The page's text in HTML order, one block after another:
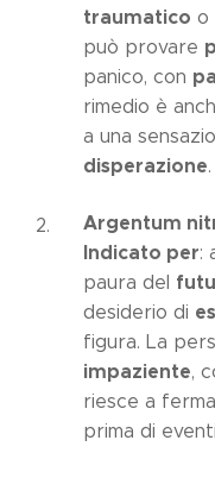
traumatico o
può provare
panico, con
rimedio è
a una
disperazione.
Argentum
Indicato per:
paura del
desiderio di
figura. La
impaziente,
riesce a
prima di